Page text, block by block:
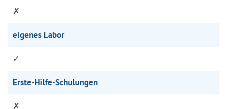
✗
eigenes Labor
✓
Erste-Hilfe-Schulungen
✗